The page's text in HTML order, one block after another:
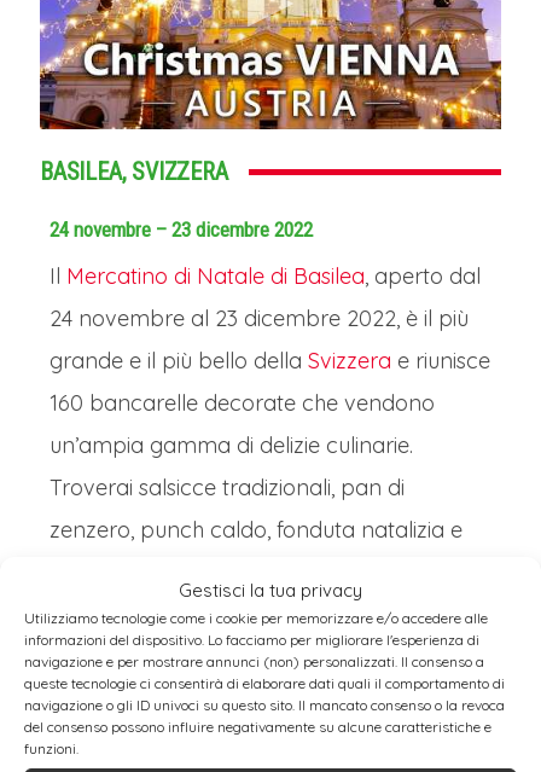
Gestisci la tua privacy
Utilizziamo tecnologie come i cookie per memorizzare e/o accedere alle
informazioni del dispositivo. Lo facciamo per migliorare l'esperienza di
navigazione e per mostrare annunci (non) personalizzati. Il consenso a
queste tecnologie ci consentirà di elaborare dati quali il comportamento di
navigazione o gli ID univoci su questo sito. Il mancato consenso o la revoca
del consenso possono influire negativamente su alcune caratteristiche e
funzioni.
BASILEA, SVIZZERA
24 novembre – 23 dicembre 2022
Il Mercatino di Natale di Basilea, aperto dal
24 novembre al 23 dicembre 2022, è il più
grande e il più bello della Svizzera e riunisce
160 bancarelle decorate che vendono
un’ampia gamma di delizie culinarie.
Troverai salsicce tradizionali, pan di
zenzero, punch caldo, fonduta natalizia e
Il mercatino èdiviso in due diverse
sezioni:Barfuserplatz e Munsterplatz. Il
primo offreartigianato e gioielli, mentre
Munsterplatz è piena di divertentiattività